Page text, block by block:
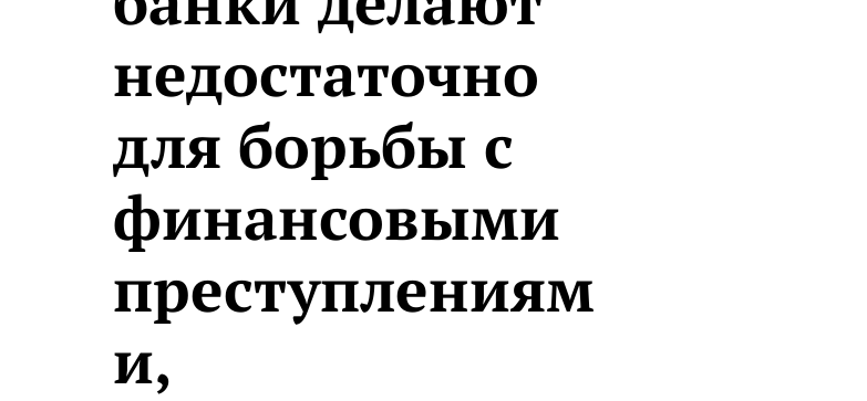
недостаточно
для борьбы с
финансовыми
преступлениям
и,